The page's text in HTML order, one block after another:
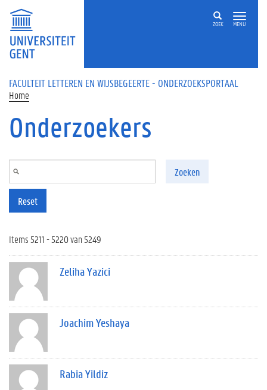
Overslaan en naar de inhoud gaan
ZOEK MENU
FACULTEIT LETTEREN EN WIJSBEGEERTE - ONDERZOEKSPORTAAL
Home
Onderzoekers
Zoeken
Reset
Items 5211 - 5220 van 5249
Zeliha Yazici
Joachim Yeshaya
Rabia Yildiz